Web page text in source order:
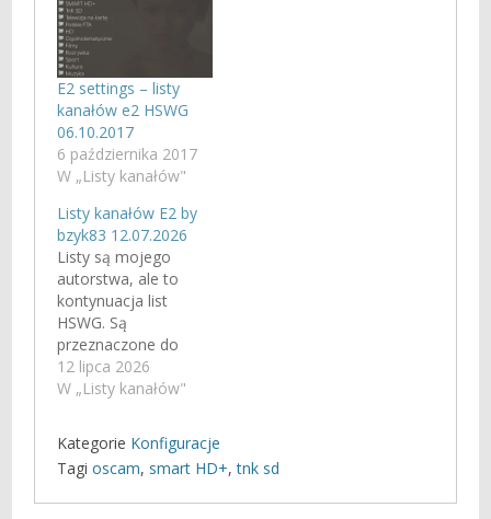
E2 settings – listy
kanałów e2 HSWG
06.10.2017
6 października 2017
W „Listy kanałów"
Listy kanałów E2 by
bzyk83 12.07.2026
Listy są mojego
autorstwa, ale to
kontynuacja list
HSWG. Są
przeznaczone do
odbiorników
linuxowych Enigma2
modułem CAM CI+
w których można
układać listę według
własnego uznania. W
12 lipca 2026
W „Listy kanałów"
Kategorie Konfiguracje
Tagi oscam, smart HD+,tnk sd